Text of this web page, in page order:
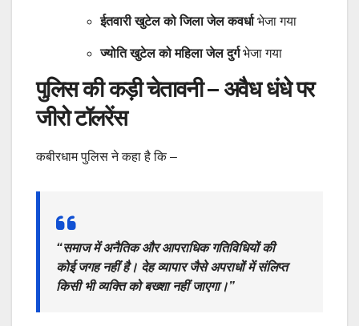
ईतवारी खुटेल को जिला जेल कवर्धाभेजा गया
ज्योति खुटेल को महिला जेल दुर्गभेजा गया
पुलिस की कड़ी चेतावनी – अवैध धंधे पर
जीरो टॉलरेंस
कबीरधाम पुलिस ने कहा है कि –
“समाज में अनैतिक और आपराधिक गतिविधियों की
कोई जगह नहींहै। देह व्यापार जैसे अपराधों में संलिप्त
किसी भी व्यक्ति को बख्शा नहीं जाएगा।”